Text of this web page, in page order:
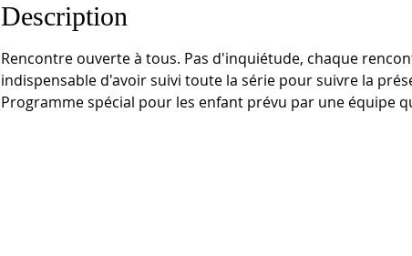
Description
Rencontre ouverte à tous. Pas d'inquiétude, chaque
indispensable d'avoir suivi toute la série pour suivre la
Programme spécial pour les enfant prévu par une équipe